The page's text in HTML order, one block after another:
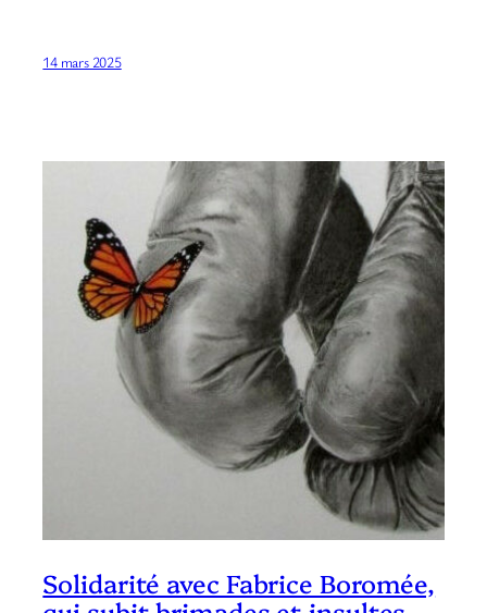
14 mars 2025
Solidarité avec Fabrice Boromée,